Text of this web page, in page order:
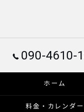
090-4610-
ホーム
料金・カレンダー